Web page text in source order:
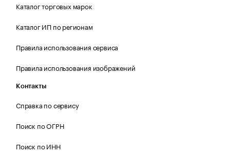
Каталог торговых марок
Каталог ИП по регионам
Правила использования сервиса
Правила использования изображений
Контакты
Справка по сервису
Поиск по ОГРН
Поиск по ИНН